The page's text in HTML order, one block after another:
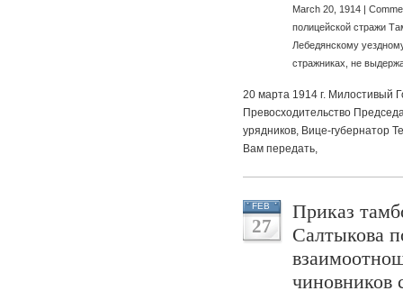
March 20, 1914 |
полицейской стражи
Лебедянскому
стражниках, не
20 марта 1914 г. Милостивый
Превосходительство
урядников, Вице-губернатор
Вам передать,
FEB
27
Приказ
Салтыкова
чиновников